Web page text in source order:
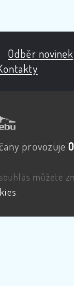
Odběr novinek
provozuje
můžete
.